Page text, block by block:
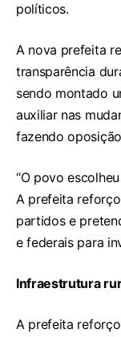
políticos.
A nova prefeita
transparência
sendo montado
auxiliar nas
fazendo
“O povo
A prefeita
partidos e
e federais para
Infraestrutura
A prefeita